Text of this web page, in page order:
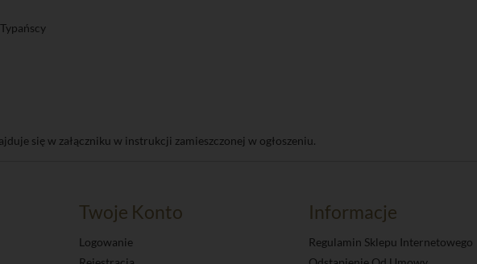
się w załączniku w instrukcji zamieszczonej w ogłoszeniu.
Twoje Konto
Logowanie
Informacje
Regulamin Sklepu Internetowego